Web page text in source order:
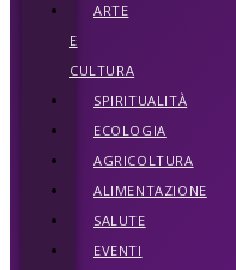
ARTE
E
CULTURA
SPIRITUALITÀ
ECOLOGIA
AGRICOLTURA
ALIMENTAZIONE
SALUTE
EVENTI